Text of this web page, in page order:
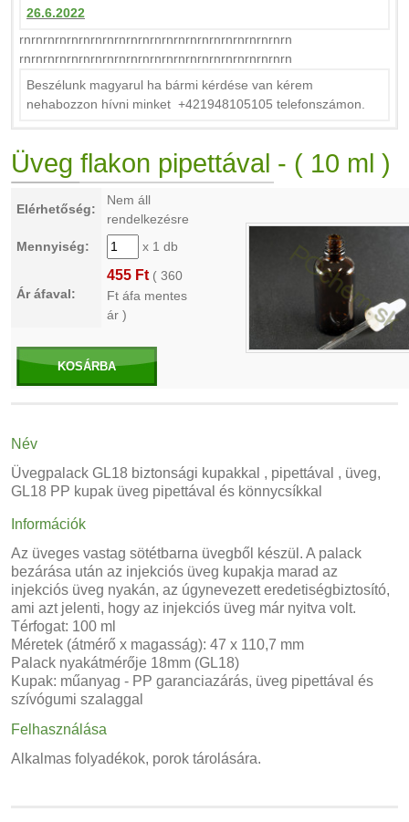
26.6.2022
rnrnrnrnrnrnrnrnrnrnrnrnrnrnrnrnrnrnrnrnrnrnrn
rnrnrnrnrnrnrnrnrnrnrnrnrnrnrnrnrnrnrnrnrnrnrn
Beszélunk magyarul ha bármi kérdése van kérem
nehabozzon hívni minket +421948105105 telefonszámon.
Üveg flakon pipettával - ( 10 ml )
Elérhetőség:
Nem áll
rendelkezésre
Mennyiség:
x 1 db
Ár áfaval:
455 Ft ( 360
Ft áfa mentes
ár )
KOSÁRBA
Név
Üvegpalack GL18 biztonsági kupakkal , pipettával , üveg,
GL18 PP kupak üveg pipettával és könnycsíkkal
Információk
Az üveges vastag sötétbarna üvegből készül. A palack
bezárása után az injekciós üveg kupakja marad az
injekciós üveg nyakán, az úgynevezett eredetiségbiztosító,
ami azt jelenti, hogy az injekciós üveg már nyitva volt.
Térfogat: 100 ml
Méretek (átmérő x magasság): 47 x 110,7 mm
Palack nyakátmérője 18mm (GL18)
Kupak: műanyag - PP garanciazárás, üveg pipettával és
szívógumi szalaggal
Felhasználása
Alkalmas folyadékok, porok tárolására.